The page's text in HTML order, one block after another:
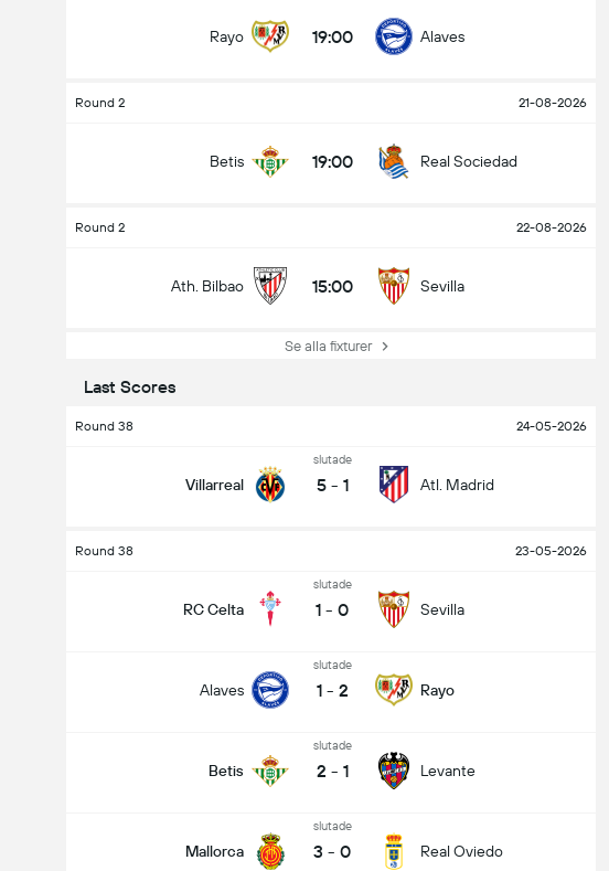
Rayo 19:00 Alaves
Round 2 21-08-2026
Betis 19:00 Real Sociedad
Round 2 22-08-2026
Ath. Bilbao 15:00 Sevilla
Se alla fixturer
Last Scores
Round 38 24-05-2026
Villarreal
slutade
5 - 1 Atl. Madrid
Round 38 23-05-2026
RC Celta
slutade
1 - 0 Sevilla
Alaves
slutade
1 - 2 Rayo
Betis
slutade
2 - 1 Levante
Mallorca
slutade
3 - 0 Real Oviedo